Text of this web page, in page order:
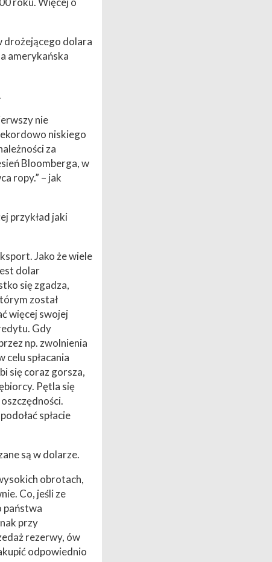
drożejącego dolara
amerykańska
nie
niskiego
za
Bloomberga, w
ropy.” – jak
przykład jaki
Jako że wiele
dolar
się zgadza,
został
więcej swojej
Gdy
np. zwolnienia
spłacania
się coraz gorsza,
Pętla się
spłacie
są w dolarze.
obrotach,
Co, jeśli ze
państwa
przy
rezerwy, ów
odpowiednio